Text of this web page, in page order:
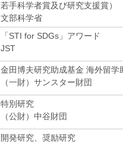
若手科学者賞及び研究支援賞）
文部科学省
「STI for SDGs」アワード
JST
金田博夫研究助成基金 海外留学
（一財）サンスター財団
特別研究
（公財）中谷財団
開発研究、奨励研究